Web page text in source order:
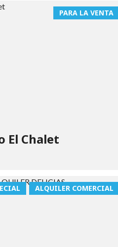
PARA LA VENTA
El Chalet
ALQUILER COMERCIAL